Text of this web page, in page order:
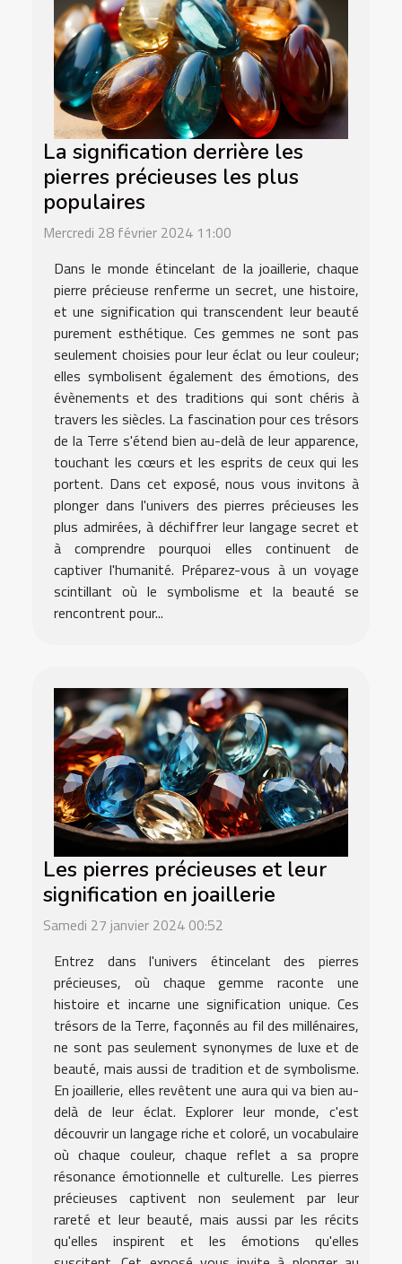
La signification derrière les
pierres précieuses les plus
populaires
Mercredi 28 février 2024 11:00
Dans le monde étincelant de la joaillerie, chaque
pierre précieuse renferme un secret, une histoire,
et une signification qui transcendent leur beauté
purement esthétique. Ces gemmes ne sont pas
seulement choisies pour leur éclat ou leur couleur;
elles symbolisent également des émotions, des
évènements et des traditions qui sont chéris à
travers les siècles. La fascination pour ces trésors
de la Terre s'étend bien au-delà de leur apparence,
touchant les cœurs et les esprits de ceux qui les
portent. Dans cet exposé, nous vous invitons à
plonger dans l'univers des pierres précieuses les
plus admirées, à déchiffrer leur langage secret et
à comprendre pourquoi elles continuent de
captiver l'humanité. Préparez-vous à un voyage
scintillant où le symbolisme et la beauté se
rencontrent pour...
Les pierres précieuses et leur
signification en joaillerie
Samedi 27 janvier 2024 00:52
Entrez dans l'univers étincelant des pierres
précieuses, où chaque gemme raconte une
histoire et incarne une signification unique. Ces
trésors de la Terre, façonnés au fil des millénaires,
ne sont pas seulement synonymes de luxe et de
beauté, mais aussi de tradition et de symbolisme.
En joaillerie, elles revêtent une aura qui va bien au-
delà de leur éclat. Explorer leur monde, c'est
découvrir un langage riche et coloré, un vocabulaire
où chaque couleur, chaque reflet a sa propre
résonance émotionnelle et culturelle. Les pierres
précieuses captivent non seulement par leur
rareté et leur beauté, mais aussi par les récits
qu'elles inspirent et les émotions qu'elles